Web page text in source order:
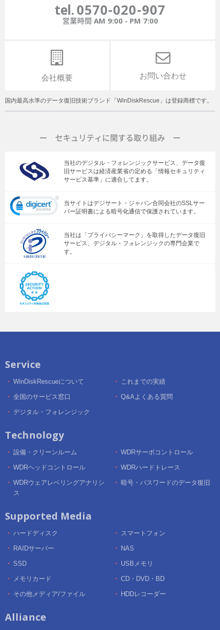
tel.0570-020-907
営業時間 AM 9:00 - PM 7:00
会社概要 お問い合わせ
国内最高水準のデータ復旧技術ブランド「WinDiskRescue」は登録商標です。
ー セキュリティに関する取り組み ー
当社のデジタル・フォレンジックサービス、データ復
旧サービスは経済産業省の定める「情報セキュリティ
サービス基準」に適合してます。
当サイトはデジサート・ジャパン合同会社のSSLサー
バー証明書による暗号化通信で保護されています。
当社は「プライバシーマーク」を取得したデータ復旧
サービス、デジタル・フォレンジックの専門企業で
す。
Service
WinDiskRescueについて これまでの実績
全国のサービス窓口 Q&Aよくある質問
デジタル・フォレンジック
Technology
設備・クリーンルーム WDRサーボコントロール
WDRヘッドコントロール WDRハードトレース
WDRウェアレベリングアナリシ
ス
暗号・パスワードのデータ復旧
Supported Media
ハードディスク スマートフォン
RAIDサーバー NAS
SSD USBメモリ
メモリカード CD・DVD・BD
その他メディア/ファイル HDDレコーダー
Alliance